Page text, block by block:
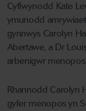
Cyflwynodd Kate
ymunodd
gynnwys Carolyn
Abertawe, a Dr
arbenigwr menopos.
Rhannodd Carolyn
gyfer menopos yn